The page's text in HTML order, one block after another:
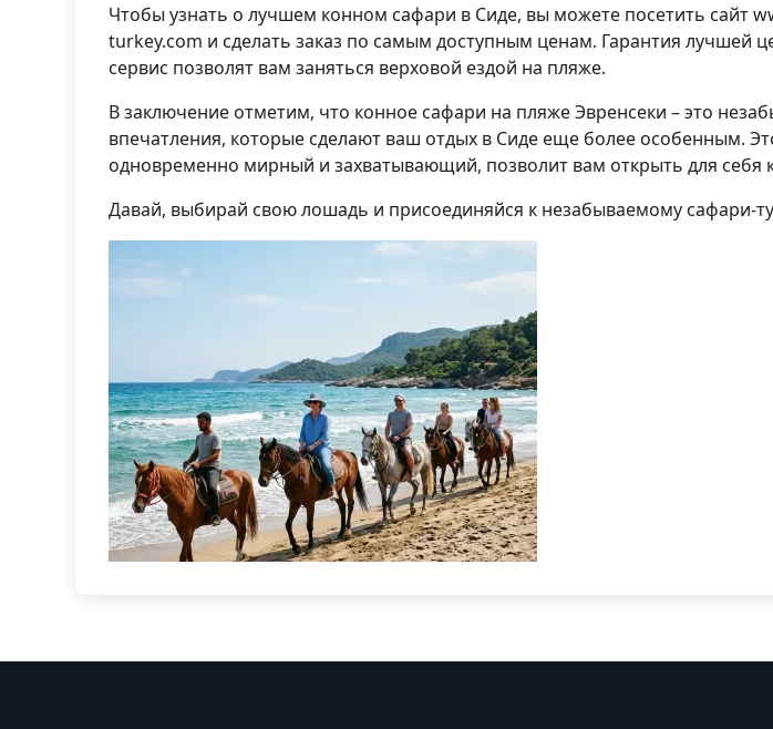
Чтобы узнать о лучшем конном сафари в Сиде, вы можете посетить сайт
turkey.com и сделать заказ по самым доступным ценам. Гарантия лучшей
сервис позволят вам заняться верховой ездой на пляже.
В заключение отметим, что конное сафари на пляже Эвренсеки – это
впечатления, которые сделают ваш отдых в Сиде еще более особенным.
одновременно мирный и захватывающий, позволит вам открыть для себя
Давай, выбирай свою лошадь и присоединяйся к незабываемому сафари-